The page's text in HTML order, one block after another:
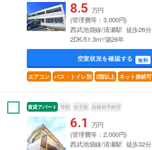
8.5 万円
(管理費等：3,000円)
西武池袋線/清瀬駅 徒歩26分
2DK/51.3m²/築26年
空室状況を確認する 無料
エアコン バス・トイレ別 2階以上 ネット接続可
賃貸アパート 学割 女子割 合格前予約可
6.1 万円
(管理費等：2,000円)
西武池袋線/清瀬駅 徒歩32分